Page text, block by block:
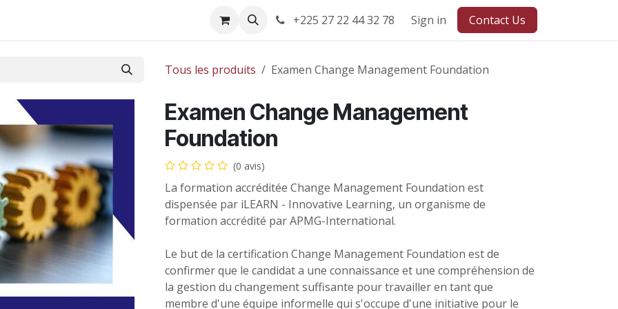
Recrutement Support SAV F.A.Q. Formation PMI CP
+225 27 22 44 32 78 Sign in Contact Us
Tous les produits Examen Change Management Foundation
Examen Change Management
Foundation
(0 avis)
La formation accréditée Change Management Foundation est
dispensée par iLEARN - Innovative Learning, un organisme de
formation accrédité par APMG-International.
Le but de la certification Change Management Foundation est de
confirmer que le candidat a une connaissance et une compréhension de
la gestion du changement suffisante pour travailler en tant que
membre d'une équipe informelle qui s'occupe d'une initiative pour le